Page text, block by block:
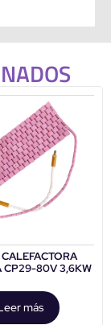
CP29-80V 3,6KW
más